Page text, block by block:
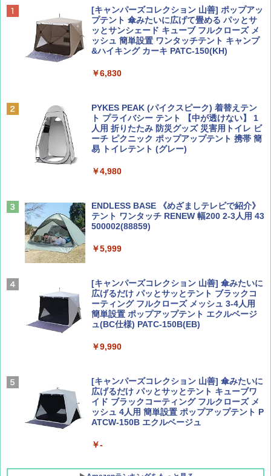
BE-PAL(ビ-パル) 2026年 9 月号【特別付録:
SOTO ミニマル"旅"財布 ランダム2種】
￥1,500
￥713
AIRLINE（エアライン）2026年9月号【特
集】ボーイング110周年を祝して！
￥1,760
地球の歩き方 スター・ウォーズ
￥2,695
￥2,479
力的な町 2026～2027 地球の歩き方D アジア
ァキア 2026～2027 地球の歩き方A ヨーロッ
￥2,277
新しい日本地理 地図・統計・移動から読み
解く (講談社現代新書)
￥1,540
[キャンパーズコレクション 山善] ポップアッ
プテント 傘みたいに広げて畳める パッとサ
ッとサンシェード キューブ フルクローズ メ
ッシュ 簡単設置 ワンタッチテント キャンプ
&ハイキング カーキ PATC-150(KH)
￥6,830
PYKES PEAK (パイクスピーク) 着替えテン
ト プライバシー テント 【中が透けない】 1
人用 折りたたみ 防災グッズ 災害用トイレ ビ
ーチ ピクニック ポップアップテント 携帯 簡
易 トイレテント (グレー)
￥4,980
ENDLESS BASE 《めざましテレビで紹介》
テント ワンタッチ RENEW 幅200 2-3人用 43
500002(88859)
￥5,999
[キャンパーズコレクション 山善] 傘みたいに
広げるだけ パッとサッとテント ブラックコ
ーティング フルクローズ メッシュ 3-4人用
簡単設置 ポップアップテント エクルベージ
ュ(BC仕様) PATC-150B(EB)
￥9,990
[キャンパーズコレクション 山善] 傘みたいに
広げるだけ パッとサッとテント キューブワ
イド ブラックコーティング フルクローズ メ
ッシュ 4人用 簡単設置 ポップアップテント P
ATCW-150B エクルベージュ
￥-